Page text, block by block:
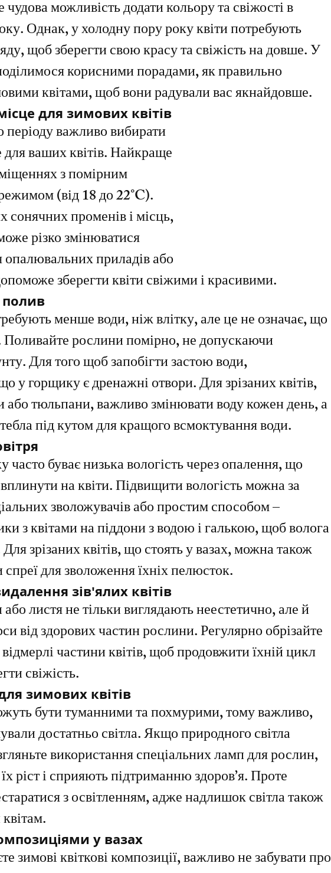
чудова можливість додати кольору та свіжості в
Однак, у холодну пору року квіти потребують
щоб зберегти свою красу та свіжість на довше. У
корисними порадами, як правильно
квітами, щоб вони радували вас якнайдовше.
для зимових квітів
періоду важливо вибирати
ваших квітів. Найкраще
з помірним
(від 18 до 22°C).
променів і місць,
різко змінюватися
опалювальних приладів або
зберегти квіти свіжими і красивими.
менше води, ніж влітку, але це не означає, що
Поливайте рослини помірно, не допускаючи
Для того щоб запобігти застою води,
у горщику є дренажні отвори. Для зрізаних квітів,
або тюльпани, важливо змінювати воду кожен день, а
під кутом для кращого всмоктування води.
часто буває низька вологість через опалення, що
на квіти. Підвищити вологість можна за
зволожувачів або простим способом –
з квітами на піддони з водою і галькою, щоб волога
зрізаних квітів, що стоять у вазах, можна також
для зволоження їхніх пелюсток.
зів'ялих квітів
листя не тільки виглядають неестетично, але й
від здорових частин рослини. Регулярно обрізайте
частини квітів, щоб продовжити їхній цикл
свіжість.
зимових квітів
бути туманними та похмурими, тому важливо,
достатньо світла. Якщо природного світла
використання спеціальних ламп для рослин,
ріст і сприяють підтриманню здоров’я. Проте
з освітленням, адже надлишок світла також
у вазах
зимові квіткові композиції, важливо не забувати про